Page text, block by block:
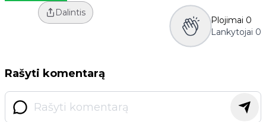
Dalintis
Plojimai 0
Lankytojai 0
Rašyti komentarą